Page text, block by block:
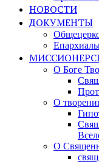
НОВОСТИ
ДОКУМЕНТЫ
О Боге
О
О